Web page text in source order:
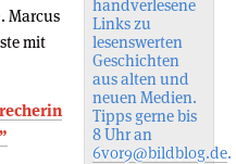
handverlesene
Links zu
lesenswerten
Geschichten
aus alten und
neuen Medien.
Tipps gerne bis
8 Uhr an
6vor9@bildblog.de.
Marcus
mit